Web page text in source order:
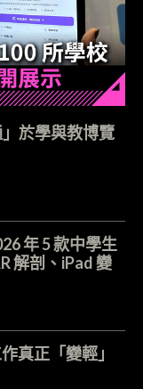
於學與教博覽
年 5 款中學生
解剖、iPad 變
真正「變輕」